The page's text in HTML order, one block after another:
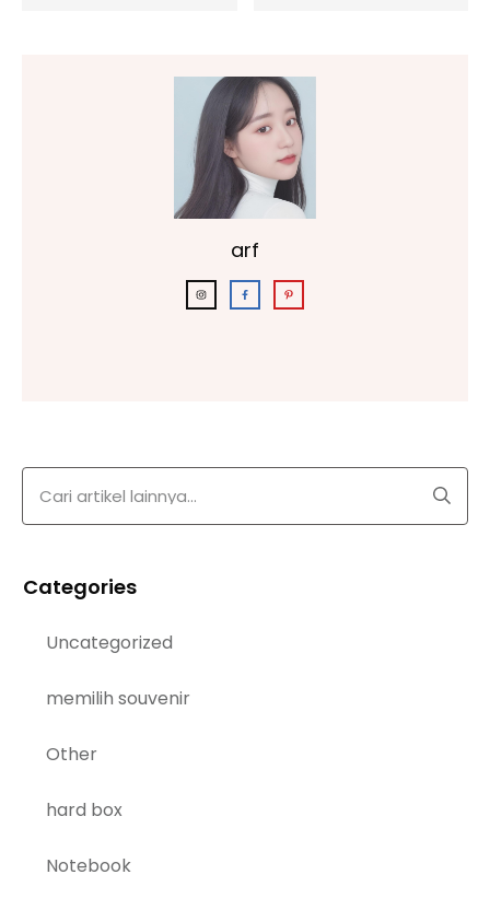
arf
Categories
Uncategorized
memilih souvenir
Other
hard box
Notebook